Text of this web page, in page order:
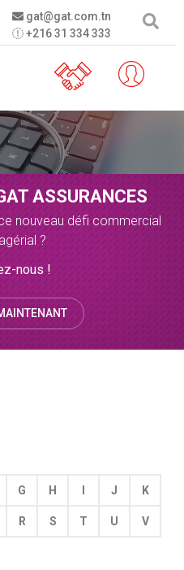
gat@gat.com.tn
+216 31 334 333
ASSURANCES
nouveau défi commercial
?
nous !
G H J K
R S T U V